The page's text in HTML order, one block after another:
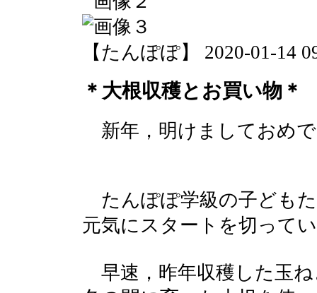
【たんぽぽ】 2020-01-14
＊大根収穫とお買い物＊
新年，明けましておめ
たんぽぽ学級の子ども
元気にスタートを切って
早速，昨年収穫した玉